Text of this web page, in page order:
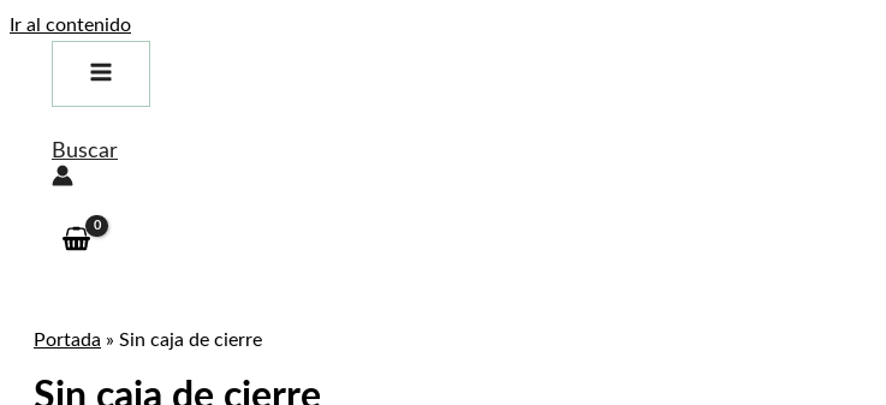
Ir al contenido
Buscar
Portada » Sin caja de cierre
Sin caja de cierre